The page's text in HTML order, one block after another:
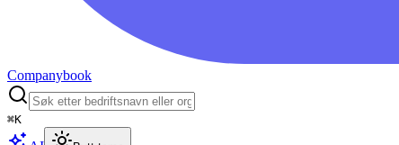
Companybook
⌘K